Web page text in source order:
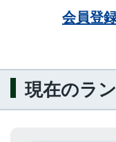
会員登
現在のラ